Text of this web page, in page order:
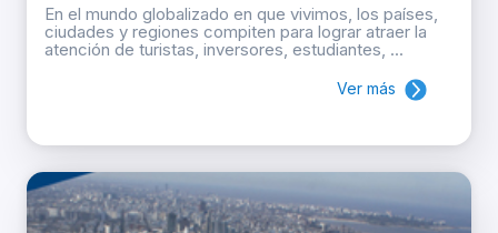
En el mundo globalizado en que vivimos, los países,
ciudades y regiones compiten para lograr atraer la
atención de turistas, inversores, estudiantes, ...
Ver más